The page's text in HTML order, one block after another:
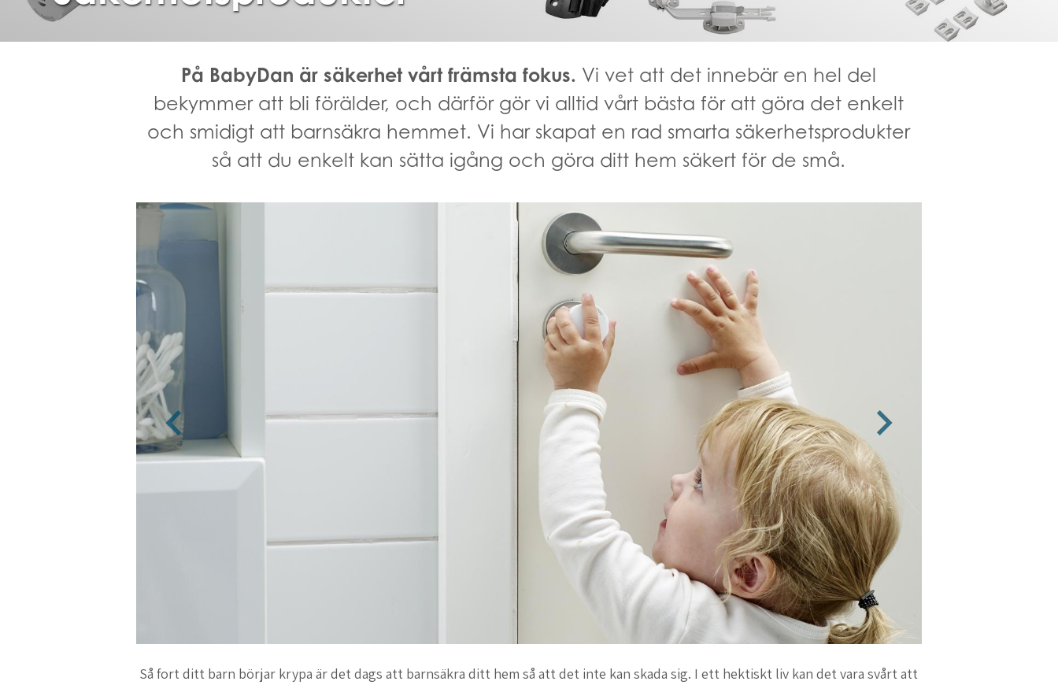
På BabyDan är säkerhet vårt främsta fokus. Vi vet att det innebär en hel del
bekymmer att bli förälder, och därför gör vi alltid vårt bästa för att göra det enkelt
och smidigt att barnsäkra hemmet. Vi har skapat en rad smarta säkerhetsprodukter
så att du enkelt kan sätta igång och göra ditt hem säkert för de små.
Så fort ditt barn börjar krypa är det dags att barnsäkra ditt hem så att det inte kan skada sig. I ett hektiskt liv kan det vara svårt att